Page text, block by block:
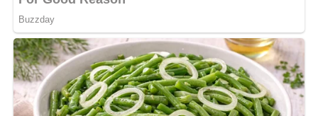
150 g Sultaninen oder Rosinen werden gewaschen,
abgetropft, getrocknet und mit ein wenig Mehl bestäubt.
Vor dem Eischnee mit dem Grundteig mischen, in die
Form füllen, in den Ofen schieben und in etwa einer
Stunde ausbacken.